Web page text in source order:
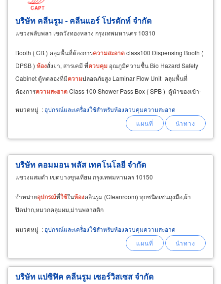
บริษัท คลีนรูม - คลีนแอร์ โปรดักท์ จำกัด
แขวงพลับพลา เขตวังทองหลาง กรุงเทพมหานคร 10310
Booth ( CB ) คลุมพื้นที่ต้องการความสะอาดclass100 Dispensing Booth (
DPSB ) ห้องสั่งยา, สารเคมี ที่ควบคุม อุณภูมิความชื้น Bio Hazard Safety
Cabinet ตู้ทดลองที่มีความปลอดภัยสูง Laminar Flow Unit คลุมพื้นที่
ต้องการความสะอาดClass 100 Shower Pass Box ( SPB ) ตู้นำของเข้า-
ออก ป้องกันการปนเปื้อนแบบมี
หมวดหมู่ : อุปกรณ์และเครื่องใช้สำหรับห้องควบคุมความสะอาด
บริษัท คอมมอน พลัส เทคโนโลยี จำกัด
แขวงแสมดำ เขตบางขุนเทียน กรุงเทพมหานคร 10150
จำหน่ายอุปกรณ์ที่ใช้ในห้องคลีนรูม (Cleanroom) ทุกชนิดเช่นถุงมือ,ผ้า
ปิดปาก,หมวกคลุมผม,ม่านพลาสติก
หมวดหมู่ : อุปกรณ์และเครื่องใช้สำหรับห้องควบคุมความสะอาด
บริษัท แปซิฟิค คลีนรูม เซอร์วิสเซส จำกัด